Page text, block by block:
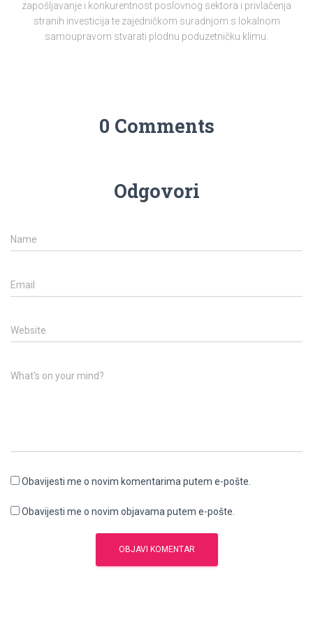
zapošljavanje i konkurentnost poslovnog sektora i privlačenja
stranih investicija te zajedničkom suradnjom s lokalnom
samoupravom stvarati plodnu poduzetničku klimu.
0 Comments
Odgovori
Name
Email
Website
What's on your mind?
Obavijesti me o novim komentarima putem e-pošte.
Obavijesti me o novim objavama putem e-pošte.